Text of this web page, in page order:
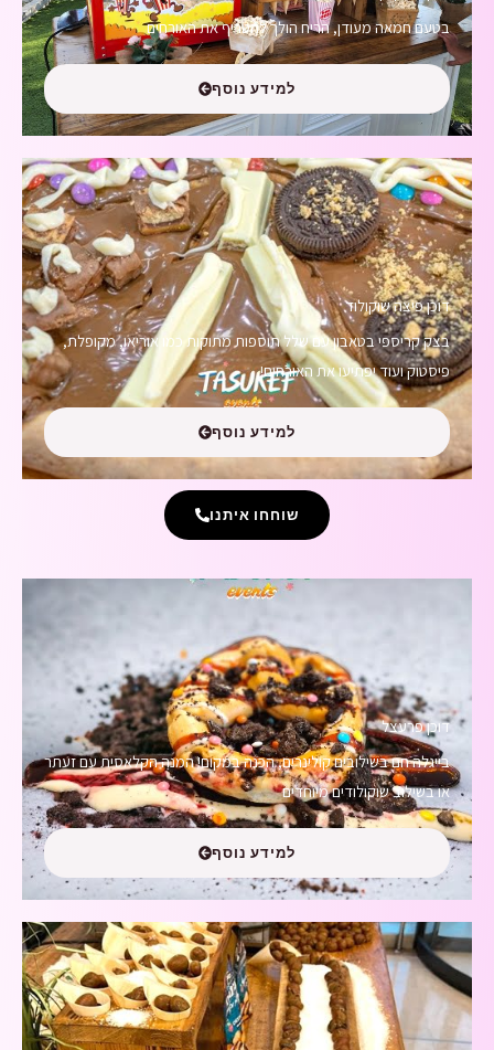
בטעם חמאה מעודן, הריח הולך להטריף את האורחים
למידע נוסף
דוכן פיצה שוקולוד
בצק קריספי בטאבון עם שלל תוספות מתוקות כמו אוריאו, מקופלת,
פיסטוק ועוד יפתיעו את האורחים!
למידע נוסף
שוחחו איתנו
דוכן פרעצל
בייגלה חם בשילובים קולינרים, הכנה במקום! המנה הקלאסית עם זעתר
או בשילוב שוקולודים מיוחדים
למידע נוסף